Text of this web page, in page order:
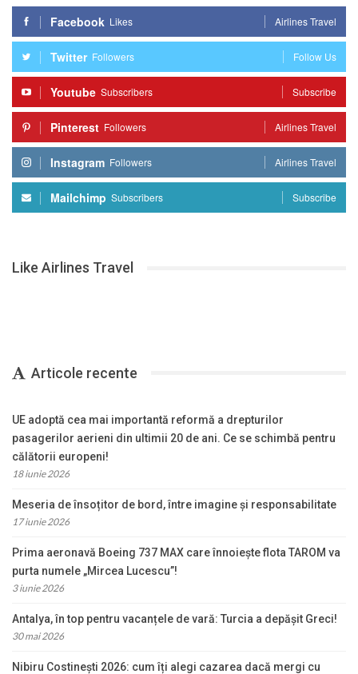
Facebook Likes Airlines Travel
Twitter Followers Follow Us
Youtube Subscribers Subscribe
Pinterest Followers Airlines Travel
Instagram Followers Airlines Travel
Mailchimp Subscribers Subscribe
Like Airlines Travel
Articole recente
UE adoptă cea mai importantă reformă a drepturilor
pasagerilor aerieni din ultimii 20 de ani. Ce se schimbă pentru
călătorii europeni!
18 iunie 2026
Meseria de însoțitor de bord, între imagine și responsabilitate
17 iunie 2026
Prima aeronavă Boeing 737 MAX care înnoiește flota TAROM va
purta numele „Mircea Lucescu”!
3 iunie 2026
Antalya, în top pentru vacanțele de vară: Turcia a depășit Greci!
30 mai 2026
Nibiru Costinești 2026: cum îți alegi cazarea dacă mergi cu